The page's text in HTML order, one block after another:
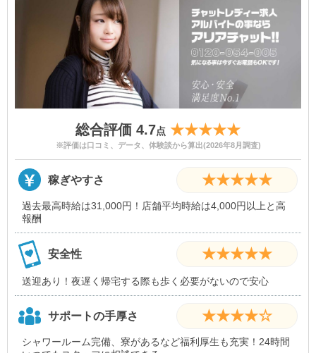
総合評価 4.7点 ★★★★★
※評価は口コミ、データ、体験談から算出(2026年8月調査)
稼ぎやすさ ★★★★★
過去最高時給は31,000円！店舗平均時給は4,000円以上と高
報酬
安全性 ★★★★★
送迎あり！夜遅く帰宅する際も歩く必要がないので安心
サポートの手厚さ ★★★★☆
シャワールーム完備、寮があるなど福利厚生も充実！24時間